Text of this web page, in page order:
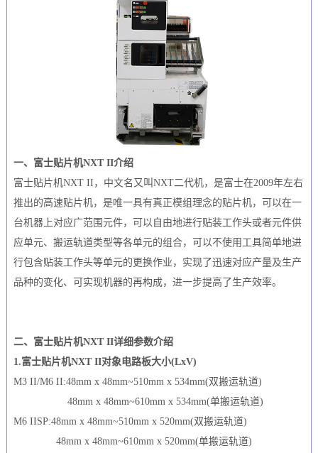
一、富士贴片机NXT II介绍
富士贴片机NXT II，中文名又叫NXT二代机，是富士在2009年左右
推出的高速贴片机，是唯一具有真正模组理念的贴片机，可以在一
台机器上对应广范围元件，可以自由地进行贴装工作头或者元件供
应单元、搬运轨道类型等各单元的组合，可以不使用工具简单地进
行包含贴装工作头等单元的更换作业，实现了迅速对应产量及生产
品种的变化、可实现机器的再构成，进一步提高了生产效率。
二、富士贴片机NXT II详细参数介绍
1.富士贴片机NXT II对象电路板大小(LxV)
M3 II/M6 II:48mm x 48mm~510mm x 534mm(双搬运轨道)
48mm x 48mm~610mm x 534mm(单搬运轨道)
M6 IISP:48mm x 48mm~510mm x 520mm(双搬运轨道)
48mm x 48mm~610mm x 520mm(单搬运轨道)